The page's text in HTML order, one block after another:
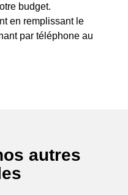
budget.
en remplissant le
par téléphone au
autres